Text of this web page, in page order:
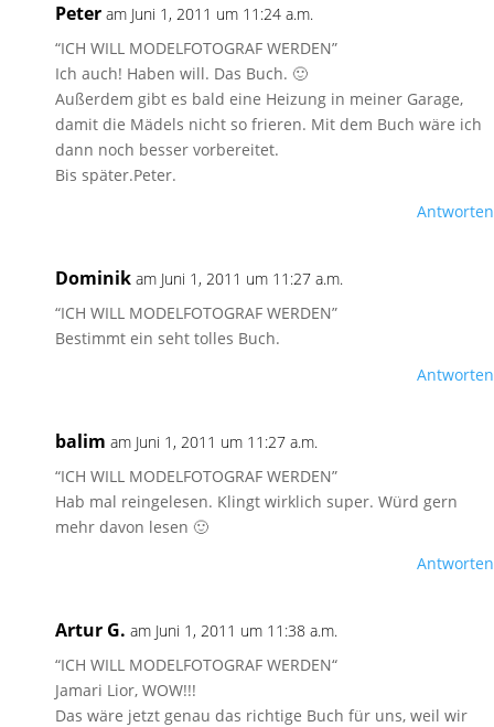
Peter am Juni 1, 2011 um 11:24 a.m.
“ICH WILL MODELFOTOGRAF WERDEN”
Ich auch! Haben will. Das Buch. 🙂
Außerdem gibt es bald eine Heizung in meiner Garage,
damit die Mädels nicht so frieren. Mit dem Buch wäre ich
dann noch besser vorbereitet.
Bis später.Peter.
Antworten
Dominik am Juni 1, 2011 um 11:27 a.m.
“ICH WILL MODELFOTOGRAF WERDEN”
Bestimmt ein seht tolles Buch.
Antworten
balim am Juni 1, 2011 um 11:27 a.m.
“ICH WILL MODELFOTOGRAF WERDEN”
Hab mal reingelesen. Klingt wirklich super. Würd gern
mehr davon lesen 🙂
Antworten
Artur G. am Juni 1, 2011 um 11:38 a.m.
“ICH WILL MODELFOTOGRAF WERDEN“
Jamari Lior, WOW!!!
Das wäre jetzt genau das richtige Buch für uns, weil wir